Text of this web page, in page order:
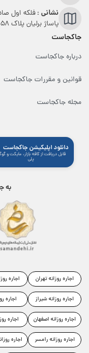
نشانی :فلکه اول
پاساژ برلیان پلاک ۹۵۸طبقه 3 واحد 3
جاکجاست
درباره جاکجاست
قوانین و مقررات جاکجاست
مجله جاکجاست
دانلود اپلیکیشن جاکجاست
قابل دریافت از کافه بازار، مایکت و
پلی
به
اجاره روزانه تهران
اجاره روزانه شیراز
اجاره روزانه اصفهان
اجاره روزانه رامسر
اجاره
اجاره
اجاره
اجاره